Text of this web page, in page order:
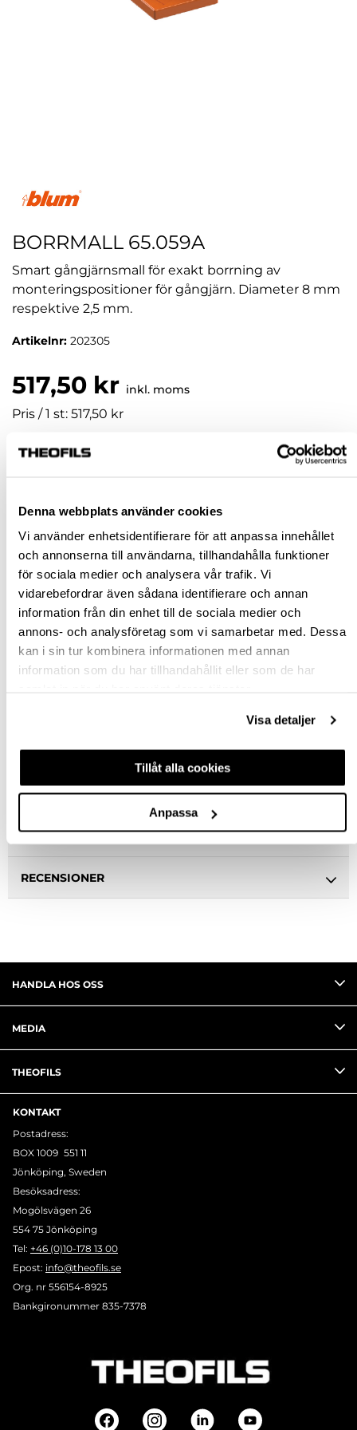
Denna webbplats använder cookies
Vi använder enhetsidentifierare för att anpassa innehållet
och annonserna till användarna, tillhandahålla funktioner
för sociala medier och analysera vår trafik. Vi
vidarebefordrar även sådana identifierare och annan
information från din enhet till de sociala medier och
annons- och analysföretag som vi samarbetar med. Dessa
kan i sin tur kombinera informationen med annan
information som du har tillhandahållit eller som de har
Visa detaljer
Tillåt alla cookies
Anpassa
BORRMALL 65.059A
Smart gångjärnsmall för exakt borrning av
monteringspositioner för gångjärn. Diameter 8 mm
respektive 2,5 mm.
Artikelnr: 202305
517,50 kr inkl. moms
Pris / 1 st: 517,50 kr
st
Finns i lager online
Jönköping butik Slut i lager
Malmö butik Finns i lager
Snabba leveranser
Hämta i butik
BESKRIVNING
SPECIFIKATION
FRÅGA OM PRODUKT
RECENSIONER
HANDLA HOS OSS
MEDIA
THEOFILS
KONTAKT
Postadress:
BOX 1009 551 11
Jönköping, Sweden
Besöksadress:
Mogölsvägen 26
554 75 Jönköping
Tel: +46 (0)10-178 13 00
Epost: info@theofils.se
Org. nr 556154-8925
Bankgironummer 835-7378